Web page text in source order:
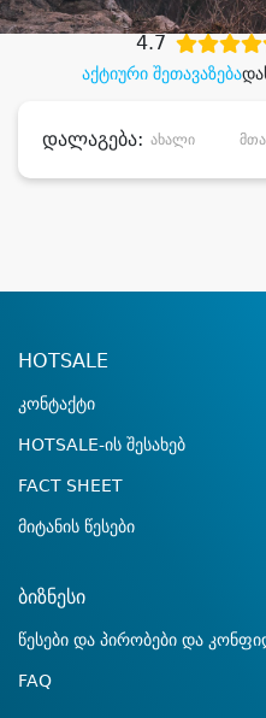
აქტიური შეთავაზება
4.7
დალაგება: ახალი
HOTSALE
კონტაქტი
HOTSALE-ის შესახებ
FACT SHEET
მიტანის წესები
ბიზნესი
წესები და პირობები და
FAQ